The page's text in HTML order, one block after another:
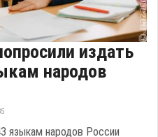
издать
народов
языкам народов России